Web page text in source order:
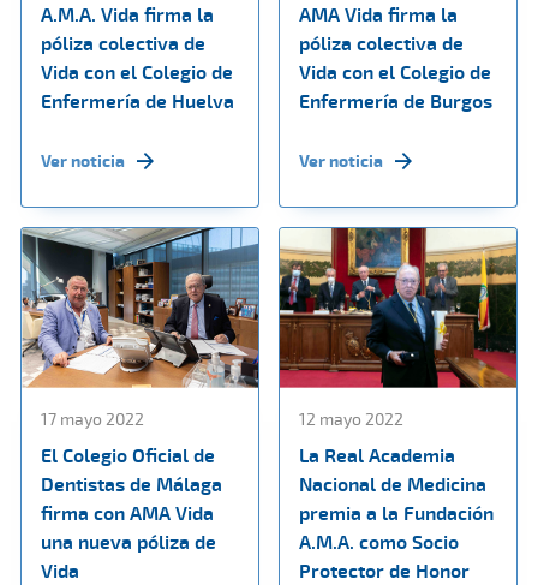
A.M.A. Vida firma la
póliza colectiva de
Vida con el Colegio de
Enfermería de Huelva
Ver noticia
AMA Vida firma la
póliza colectiva de
Vida con el Colegio de
Enfermería de Burgos
Ver noticia
17 mayo 2022
El Colegio Oficial de
Dentistas de Málaga
firma con AMA Vida
una nueva póliza de
Vida
12 mayo 2022
La Real Academia
Nacional de Medicina
premia a la Fundación
A.M.A. como Socio
Protector de Honor